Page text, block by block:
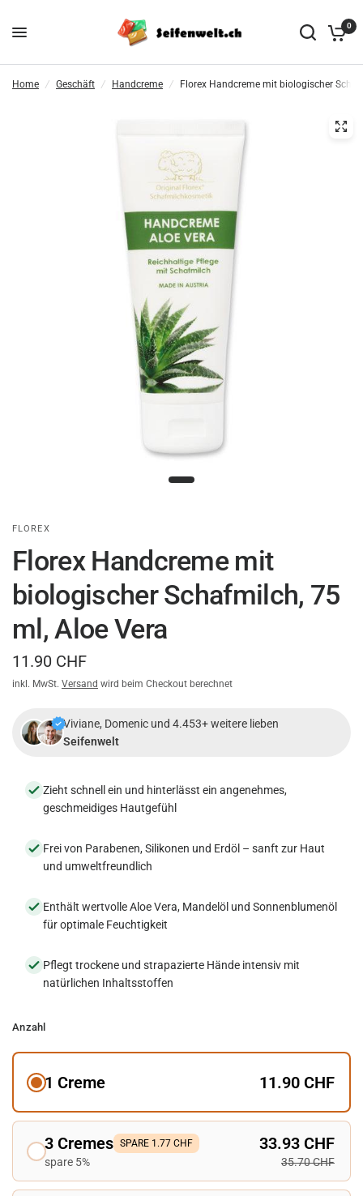
0
Home / Geschäft / Handcreme / Florex Handcreme mit biologischer
FLOREX
Florex Handcreme mit
biologischer Schafmilch, 75
ml, Aloe Vera
11.90 CHF
inkl. MwSt. Versand wird beim Checkout berechnet
Viviane, Domenic und 4.453+ weitere lieben
Seifenwelt
Zieht schnell ein und hinterlässt ein angenehmes,
geschmeidiges Hautgefühl
Frei von Parabenen, Silikonen und Erdöl – sanft zur Haut
und umweltfreundlich
Enthält wertvolle Aloe Vera, Mandelöl und Sonnenblumenöl
für optimale Feuchtigkeit
Pflegt trockene und strapazierte Hände intensiv mit
natürlichen Inhaltsstoffen
Anzahl
1 Creme 11.90 CHF
3 Cremes SPARE 1.77 CHF
spare 5%
33.93 CHF
35.70 CHF